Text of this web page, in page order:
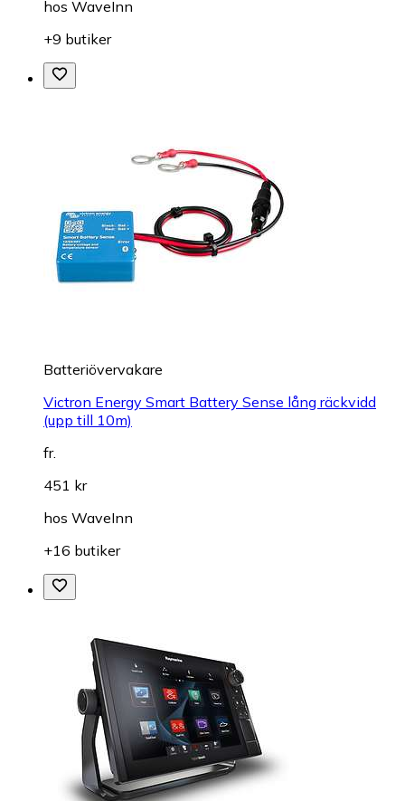
hos WaveInn
+9 butiker
Batteriövervakare
Victron Energy Smart Battery Sense lång räckvidd
(upp till 10m)
fr.
451 kr
hos WaveInn
+16 butiker